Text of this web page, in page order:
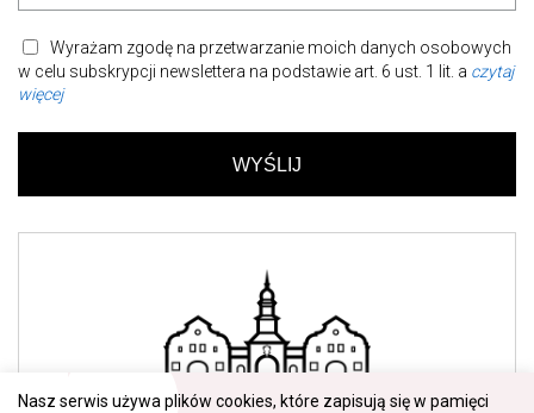
Wyrażam zgodę na przetwarzanie moich danych osobowych
w celu subskrypcji newslettera na podstawie art. 6 ust. 1 lit. a czytaj
więcej
Nasz serwis używa plików cookies, które zapisują się w pamięci